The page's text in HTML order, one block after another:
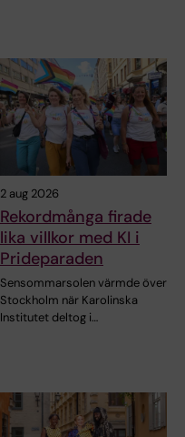
2 aug 2026
Rekordmånga firade
lika villkor med KI i
Prideparaden
Sensommarsolen värmde över
Stockholm när Karolinska
Institutet deltog i…